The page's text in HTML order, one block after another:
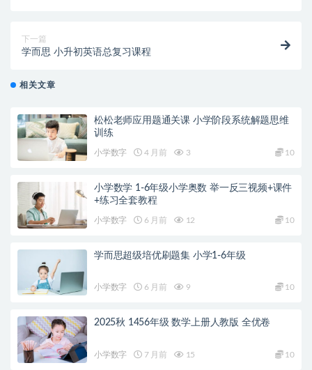
下一篇
学而思 小升初英语总复习课程
相关文章
松松老师应用题通关课 小学阶段系统解题思维
训练
小学数字 4 月前 3 10
小学数学 1-6年级小学奥数 举一反三视频+课件
+练习全套教程
小学数字 6 月前 12 10
学而思超级培优刷题集 小学1-6年级
小学数字 6 月前 9 10
2025秋 1456年级 数学上册人教版 全优卷
小学数字 7 月前 15 10